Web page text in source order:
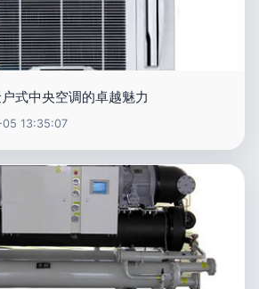
式中央空调的卓越魅力
13:35:07